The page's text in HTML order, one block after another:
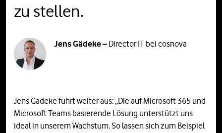
zu stellen.
Jens Gädeke – Director IT bei cosnova
Jens Gädeke führt weiter aus: „Die auf Microsoft 365 und
Microsoft Teams basierende Lösung unterstützt uns
ideal in unserem Wachstum. So lassen sich zum Beispiel